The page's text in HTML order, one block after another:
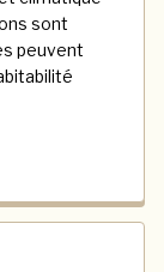
sont
peuvent